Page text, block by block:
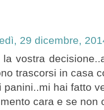
29 dicembre,
la vostra
trascorsi in casa
panini..mi hai fatto
cara e se